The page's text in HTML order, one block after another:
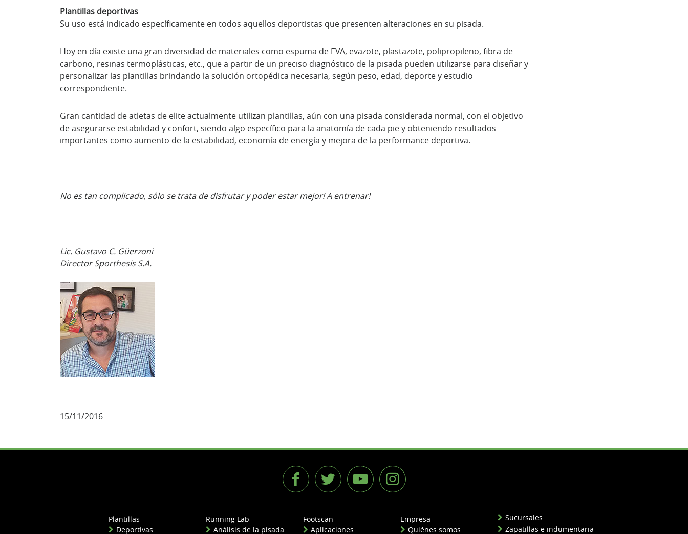
Plantillas deportivas
Su uso está indicado específicamente en todos aquellos deportistas que presenten alteraciones en su pisada.
Hoy en día existe una gran diversidad de materiales como espuma de EVA, evazote, plastazote, polipropileno, fibra de
carbono, resinas termoplásticas, etc., que a partir de un preciso diagnóstico de la pisada pueden utilizarse para diseñar y
personalizar las plantillas brindando la solución ortopédica necesaria, según peso, edad, deporte y estudio
correspondiente.
Gran cantidad de atletas de elite actualmente utilizan plantillas, aún con una pisada considerada normal, con el objetivo
de asegurarse estabilidad y confort, siendo algo específico para la anatomía de cada pie y obteniendo resultados
importantes como aumento de la estabilidad, economía de energía y mejora de la performance deportiva.
No es tan complicado, sólo se trata de disfrutar y poder estar mejor! A entrenar!
Lic. Gustavo C. Güerzoni
Director Sporthesis S.A.
15/11/2016
Plantillas
Deportivas
Running Lab
Análisis de la pisada
Footscan
Aplicaciones
Empresa
Quiénes somos
Sucursales
Zapatillas e indumentaria